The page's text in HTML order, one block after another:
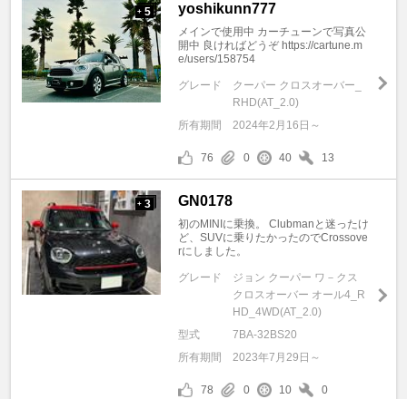
+ 5 yoshikunn777
メインで使用中 カーチューンで写真公
開中 良ければどうぞ https://cartune.m
e/users/158754
グレード
クーパー クロスオーバー_
RHD(AT_2.0)
所有期間
2024年2月16日～
76 0 40 13
+ 3 GN0178
初のMINIに乗換。 Clubmanと迷ったけ
ど、SUVに乗りたかったのでCrossove
rにしました。
グレード
ジョン クーパー ワ－クス
クロスオーバー オール4_R
HD_4WD(AT_2.0)
型式
7BA-32BS20
所有期間
2023年7月29日～
78 0 10 0